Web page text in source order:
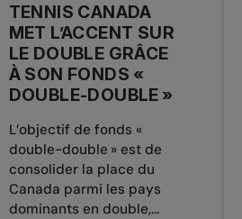
TENNIS CANADA
MET L’ACCENT SUR
LE DOUBLE GRÂCE
À SON FONDS «
DOUBLE-DOUBLE »
L’objectif de fonds «
double-double » est de
consolider la place du
Canada parmi les pays
dominants en double,...